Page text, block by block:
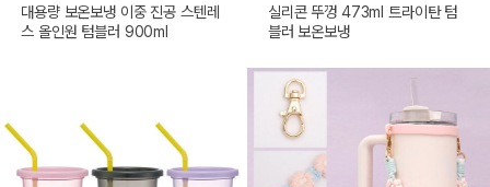
대용량 보온보냉 이중 진공 스텐레
스 올인원 텀블러 900ml
실리콘 뚜껑 473ml 트라이탄 텀
블러 보온보냉